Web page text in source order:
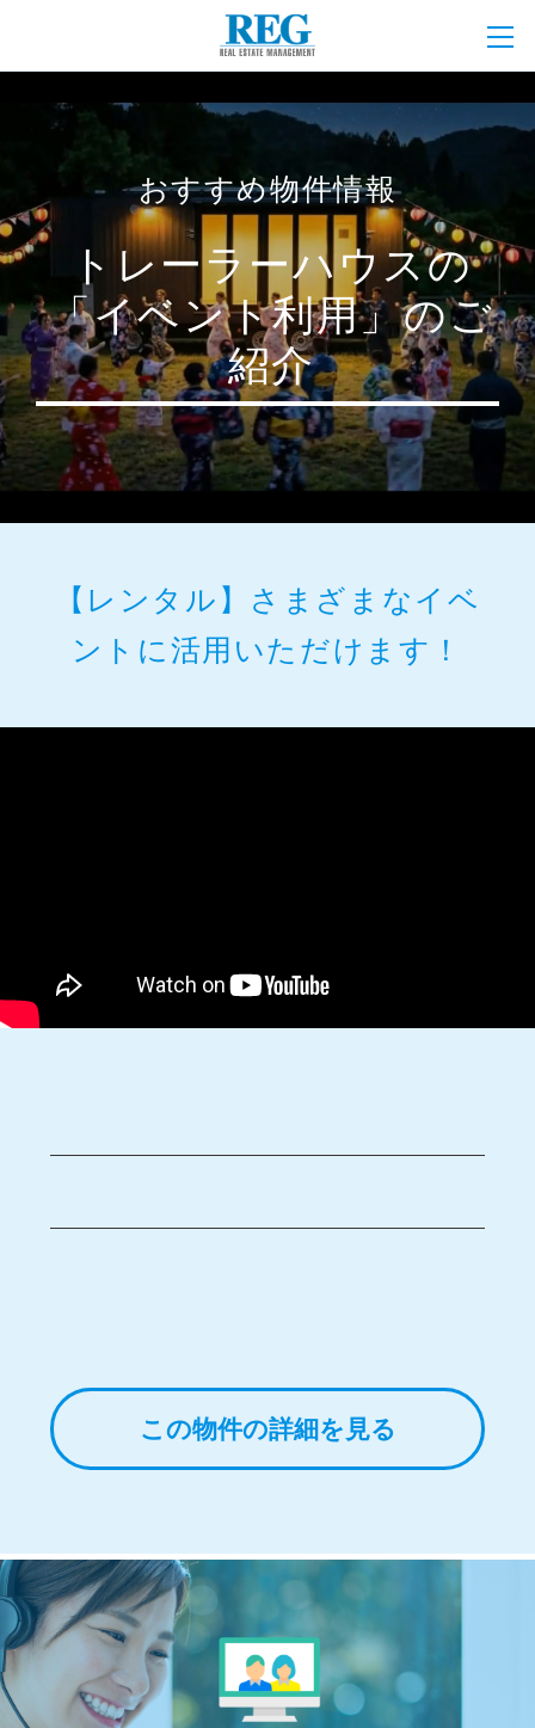
おすすめ物件情報
トレーラーハウスの
「イベント利用」のご
紹介
【レンタル】さまざまなイベ
ントに活用いただけます！
この物件の詳細を見る